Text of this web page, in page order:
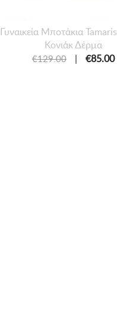
Γυναικεία Mποτάκια
Κονιάκ Δέρμα
€129.00 | €85.00